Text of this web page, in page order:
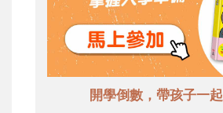
開學倒數，帶孩子一